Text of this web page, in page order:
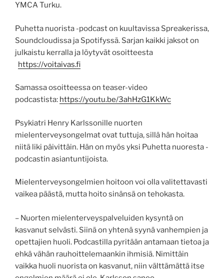
YMCA Turku.
Puhetta nuorista -podcast on kuultavissa Spreakerissa,
Soundcloudissa ja Spotifyssä. Sarjan kaikki jaksot on
julkaistu kerralla ja löytyvät osoitteesta
https://voitaivas.fi
Samassa osoitteessa on teaser-video
podcastista: https://youtu.be/3ahHzG1KkWc
Psykiatri Henry Karlssonille nuorten
mielenterveysongelmat ovat tuttuja, sillä hän hoitaa
niitä liki päivittäin. Hän on myös yksi Puhetta nuoresta -
podcastin asiantuntijoista.
Mielenterveysongelmien hoitoon voi olla valitettavasti
vaikea päästä, mutta hoito sinänsä on tehokasta.
– Nuorten mielenterveyspalveluiden kysyntä on
kasvanut selvästi. Siinä on yhtenä syynä vanhempien ja
opettajien huoli. Podcastilla pyritään antamaan tietoa ja
ehkä vähän rauhoittelemaankin ihmisiä. Nimittäin
vaikka huoli nuorista on kasvanut, niin välttämättä itse